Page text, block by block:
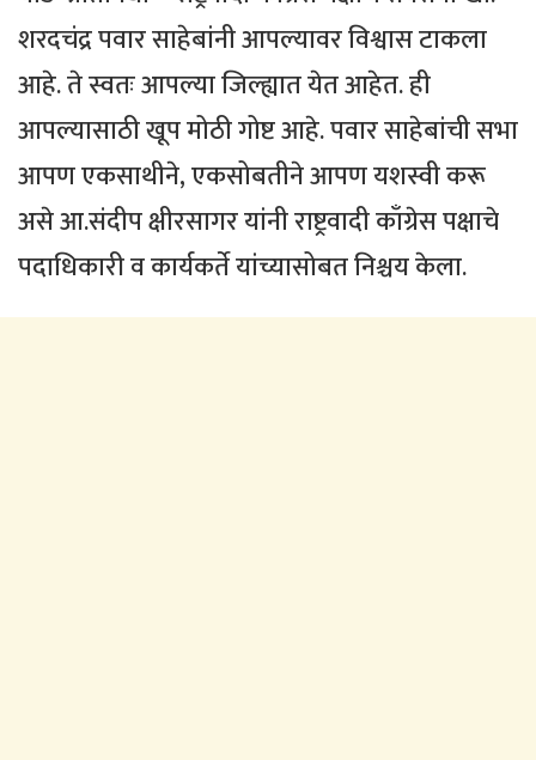
शरदचंद्र पवार साहेबांनी आपल्यावर विश्वास टाकला
आहे. ते स्वतः आपल्या जिल्ह्यात येत आहेत. ही
आपल्यासाठी खूप मोठी गोष्ट आहे. पवार साहेबांची सभा
आपण एकसाथीने, एकसोबतीने आपण यशस्वी करू
असे आ.संदीप क्षीरसागर यांनी राष्ट्रवादी काँग्रेस पक्षाचे
पदाधिकारी व कार्यकर्ते यांच्यासोबत निश्चय केला.